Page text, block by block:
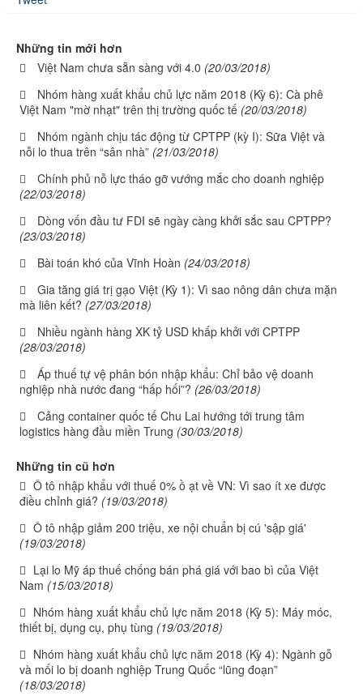
Những tin mới hơn
Việt Nam chưa sẵn sàng với 4.0 (20/03/2018)
Nhóm hàng xuất khẩu chủ lực năm 2018 (Kỳ 6): Cà phê
Việt Nam "mờ nhạt" trên thị trường quốc tế (20/03/2018)
Nhóm ngành chịu tác động từ CPTPP (kỳ I): Sữa Việt và
nỗi lo thua trên “sân nhà” (21/03/2018)
Chính phủ nỗ lực tháo gỡ vướng mắc cho doanh nghiệp
(22/03/2018)
Dòng vốn đầu tư FDI sẽ ngày càng khởi sắc sau CPTPP?
(23/03/2018)
Bài toán khó của Vĩnh Hoàn (24/03/2018)
Gia tăng giá trị gạo Việt (Kỳ 1): Vì sao nông dân chưa mặn
mà liên kết? (27/03/2018)
Nhiều ngành hàng XK tỷ USD khấp khởi với CPTPP
(28/03/2018)
Áp thuế tự vệ phân bón nhập khẩu: Chỉ bảo vệ doanh
nghiệp nhà nước đang “hấp hối”? (26/03/2018)
Cảng container quốc tế Chu Lai hướng tới trung tâm
logistics hàng đầu miền Trung (30/03/2018)
Những tin cũ hơn
Ô tô nhập khẩu với thuế 0% ồ ạt về VN: Vì sao ít xe được
điều chỉnh giá? (19/03/2018)
Ô tô nhập giảm 200 triệu, xe nội chuẩn bị cú 'sập giá'
(19/03/2018)
Lại lo Mỹ áp thuế chống bán phá giá với bao bì của Việt
Nam (15/03/2018)
Nhóm hàng xuất khẩu chủ lực năm 2018 (Kỳ 5): Máy móc,
thiết bị, dụng cụ, phụ tùng (19/03/2018)
Nhóm hàng xuất khẩu chủ lực năm 2018 (Kỳ 4): Ngành gỗ
và mối lo bị doanh nghiệp Trung Quốc “lũng đoạn”
(18/03/2018)